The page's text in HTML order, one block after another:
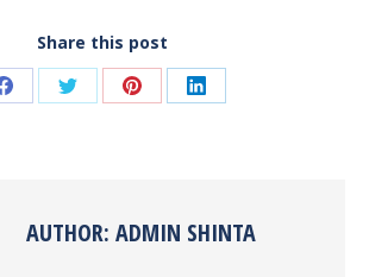
Share this post
Share Share Share Share
AUTHOR: ADMIN SHINTA